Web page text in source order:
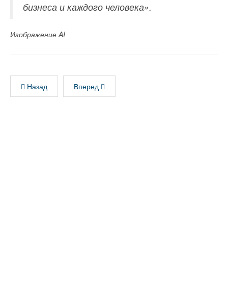
бизнеса и каждого человека».
Изображение AI
Назад Вперед